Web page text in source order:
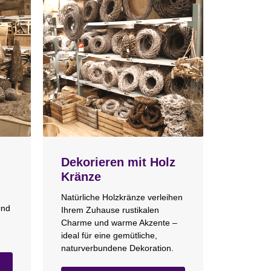
Dekorieren mit Holz
Kränze
Natürliche Holzkränze verleihen
Ihrem Zuhause rustikalen
Charme und warme Akzente –
ideal für eine gemütliche,
naturverbundene Dekoration.